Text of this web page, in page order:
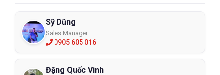
Sỹ Dũng
Sales Manager
0905 605 016
Đặng Quốc Vinh